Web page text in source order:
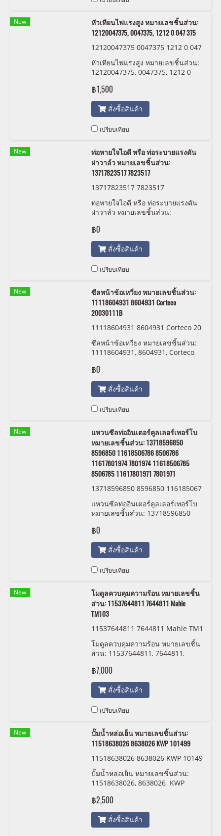
New
หัวเทียนไฟแรงสูง หมายเลขชิ้นส่วน:
12120047375, 0047375, 1212 0 047 375
12120047375 0047375 1212 0 047
หัวเทียนไฟแรงสูง หมายเลขชิ้นส่วน:
12120047375, 0047375, 1212 0
฿1,500
สั่งซื้อสินค้า
เปรียบเทียบ
New
ท่อหายใจไอดี หรือ ท่อระบายแรงดัน
ฝาวาล์ว หมายเลขชิ้นส่วน:
13717823517 7823517
13717823517 7823517
ท่อหายใจไอดี หรือ ท่อระบายแรงดัน
ฝาวาล์ว หมายเลขชิ้นส่วน:
฿0
สั่งซื้อสินค้า
เปรียบเทียบ
New
ซีลหน้าข้อเหวี่ยง หมายเลขชิ้นส่วน:
11118604931 8604931 Corteco
20030111B
11118604931 8604931 Corteco 20
ซีลหน้าข้อเหวี่ยง หมายเลขชิ้นส่วน:
11118604931, 8604931, Corteco
฿0
สั่งซื้อสินค้า
เปรียบเทียบ
New
แหวนซีลท่ออินเตอร์คูลเลอร์เทอร์โบ
หมายเลขชิ้นส่วน: 13718596850
8596850 11618506786 8506786
11617801974 7801974 11618506785
8506785 11617801971 7801971
13718596850 8596850 116185067
11618506785 8506785 116178019
71 7801971 BMW/MINI
แหวนซีลท่ออินเตอร์คูลเลอร์เทอร์โบ
หมายเลขชิ้นส่วน: 13718596850
11617801974 7801974
11618506785 8506785
11617801971 7801971
฿0
สั่งซื้อสินค้า
เปรียบเทียบ
New
โมดูลควบคุมความร้อน หมายเลขชิ้น
ส่วน: 11537644811 7644811 Mahle
TM103
11537644811 7644811 Mahle TM1
โมดูลควบคุมความร้อน หมายเลขชิ้น
ส่วน: 11537644811, 7644811,
฿7,000
สั่งซื้อสินค้า
เปรียบเทียบ
New
ปั๊มน้ำหล่อเย็น หมายเลขชิ้นส่วน:
11518638026 8638026 KWP 101499
11518638026 8638026 KWP 10149
9
ปั๊มน้ำหล่อเย็น หมายเลขชิ้นส่วน:
11518638026, 8638026 KWP
฿2,500
สั่งซื้อสินค้า